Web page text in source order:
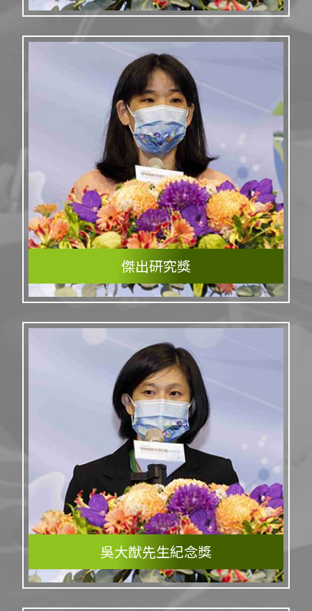
傑出研究獎
吳大猷先生紀念獎